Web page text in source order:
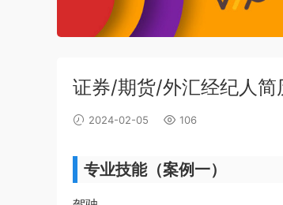
证券/期货/外汇经纪人简
2024-02-05 106
专业技能（案例一）